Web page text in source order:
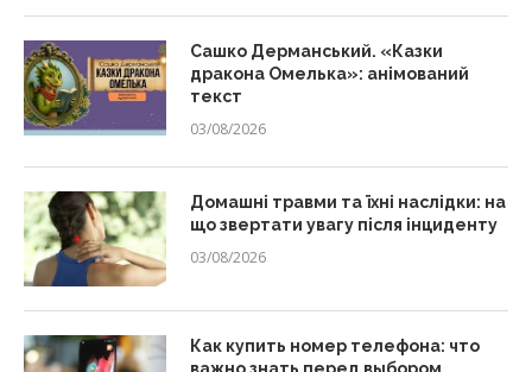
Сашко Дерманський. «Казки
дракона Омелька»: анімований
текст
03/08/2026
Домашні травми та їхні наслідки: на
що звертати увагу після інциденту
03/08/2026
Как купить номер телефона: что